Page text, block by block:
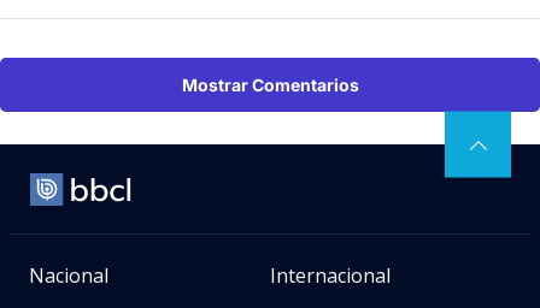
Mostrar Comentarios
Nacional Internacional